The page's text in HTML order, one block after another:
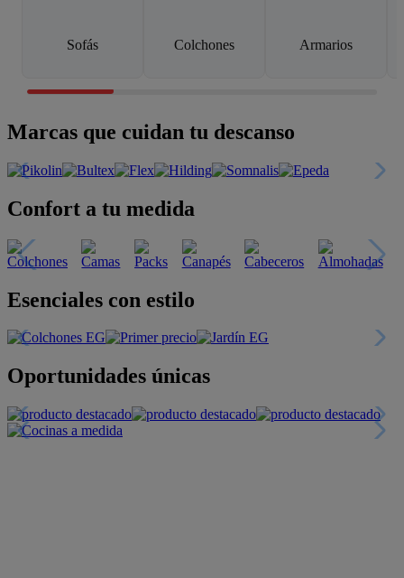
Sofás Colchones Armarios
Marcas que cuidan tu descanso
Confort a tu medida
Esenciales con estilo
Oportunidades únicas